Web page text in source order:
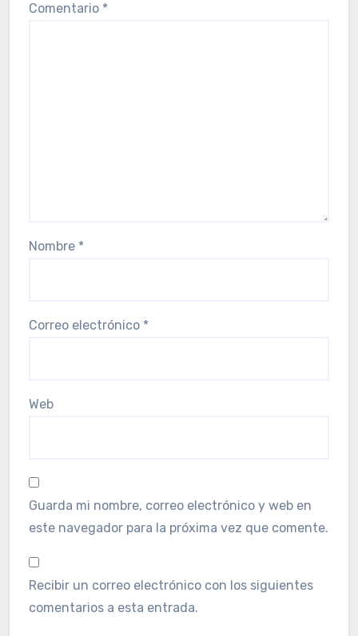
Comentario *
Nombre *
Correo electrónico *
Web
Guarda mi nombre, correo electrónico y web en
este navegador para la próxima vez que comente.
Recibir un correo electrónico con los siguientes
comentarios a esta entrada.